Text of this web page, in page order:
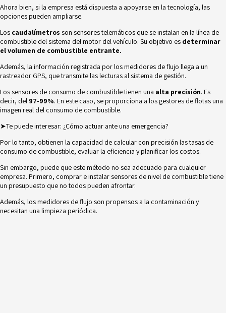
Ahora bien, si la empresa está dispuesta a apoyarse en la tecnología, las
opciones pueden ampliarse.
Los caudalímetros son sensores telemáticos que se instalan en la línea de
combustible del sistema del motor del vehículo. Su objetivo es determinar
el volumen de combustible entrante.
Además, la información registrada por los medidores de flujo llega a un
rastreador GPS, que transmite las lecturas al sistema de gestión.
Los sensores de consumo de combustible tienen una alta precisión. Es
decir, del 97-99%. En este caso, se proporciona a los gestores de flotas una
imagen real del consumo de combustible.
➤Te puede interesar: ¿Cómo actuar ante una emergencia?
Por lo tanto, obtienen la capacidad de calcular con precisión las tasas de
consumo de combustible, evaluar la eficiencia y planificar los costos.
Sin embargo, puede que este método no sea adecuado para cualquier
empresa. Primero, comprar e instalar sensores de nivel de combustible tiene
un presupuesto que no todos pueden afrontar.
Además, los medidores de flujo son propensos a la contaminación y
necesitan una limpieza periódica.